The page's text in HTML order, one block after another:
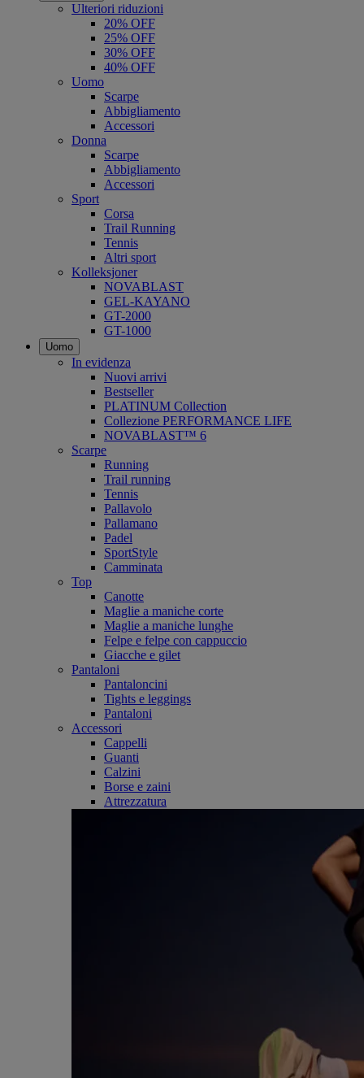
Ulteriori riduzioni
20% OFF
25% OFF
30% OFF
40% OFF
Uomo
Scarpe
Abbigliamento
Accessori
Donna
Scarpe
Abbigliamento
Accessori
Sport
Corsa
Trail Running
Tennis
Altri sport
Kolleksjoner
NOVABLAST
GEL-KAYANO
GT-2000
GT-1000
Uomo
In evidenza
Nuovi arrivi
Bestseller
PLATINUM Collection
Collezione PERFORMANCE LIFE
NOVABLAST™ 6
Scarpe
Running
Trail running
Tennis
Pallavolo
Pallamano
Padel
SportStyle
Camminata
Top
Canotte
Maglie a maniche corte
Maglie a maniche lunghe
Felpe e felpe con cappuccio
Giacche e gilet
Pantaloni
Pantaloncini
Tights e leggings
Pantaloni
Accessori
Cappelli
Guanti
Calzini
Borse e zaini
Attrezzatura